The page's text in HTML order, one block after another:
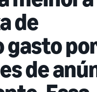
de
gasto
de